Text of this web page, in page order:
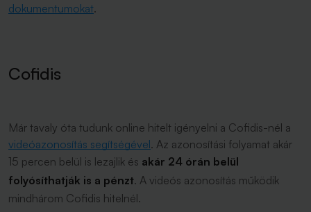
dokumentumokat.
Cofidis
Már tavaly óta tudunk online hitelt igényelni a Cofidis-nél a
videóazonosítás segítségével. Az azonosítási folyamat akár
15 percen belül is lezajlik és akár 24 órán belül
folyósíthatják is a pénzt. A videós azonosítás működik
mindhárom Cofidis hitelnél.